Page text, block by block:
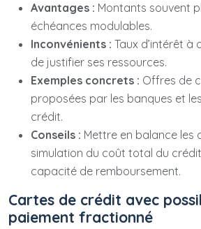
Avantages : Montants souvent
échéances modulables.
Inconvénients : Taux d’intérêt à
de justifier ses ressources.
Exemples concrets : Offres de
proposées par les banques et
crédit.
Conseils : Mettre en balance les
simulation du coût total du
capacité de remboursement.
Cartes de crédit avec
paiement fractionné